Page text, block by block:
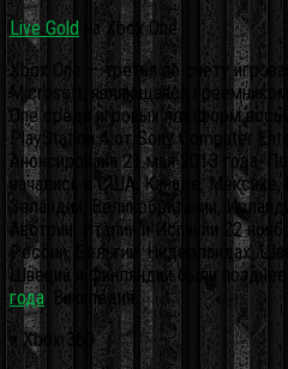
Live Gold
на Xbox One
Xbox One — третья по счёту
Microsoft, являющаяся
One среди игровых платформ
PlayStation 4 от Sony Computer
Анонсирована 21 мая 2013 года.
начались в США, Канаде, Мексике,
Зеландии, Великобритании,
Австрии, Италии и Испании 22
России, Бельгии, Нидерландах,
Швеции и Финляндии были
года. Википедия
и Xbox 360